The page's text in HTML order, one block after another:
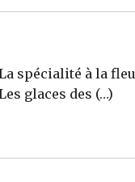
spécialité à la
glaces des (…)